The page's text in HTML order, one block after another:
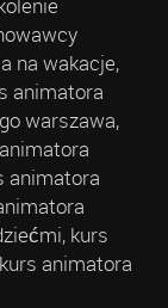
na wakacje,
animatora
warszawa,
animatora
kurs
animatora